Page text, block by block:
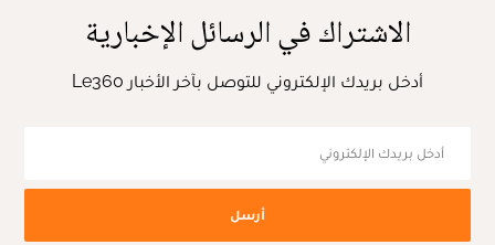
الاشتراك في الرسائل الإخبارية
أدخل بريدك الإلكتروني للتوصل بآخر الأخبار Le360
أرسل